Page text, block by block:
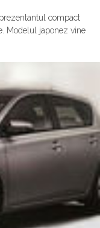
compact
Modelul japonez vine